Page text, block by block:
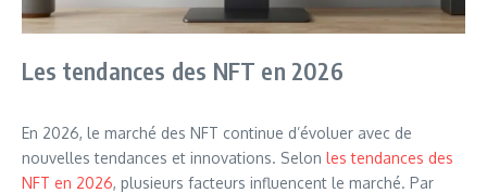
Les tendances des NFT en 2026
En 2026, le marché des NFT continue d’évoluer avec de
nouvelles tendances et innovations. Selon les tendances des
NFT en 2026, plusieurs facteurs influencent le marché. Par